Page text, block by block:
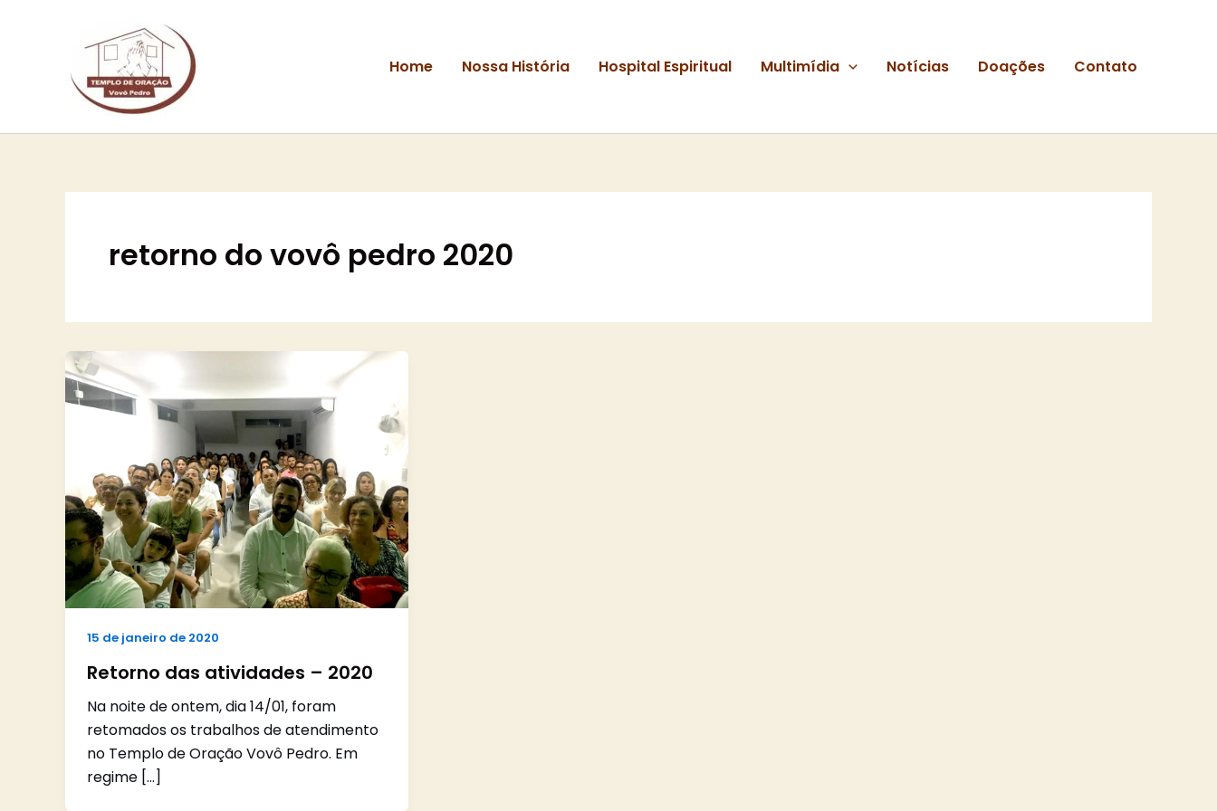
Home Nossa História Hospital Espiritual Multimídia Notícias Doações Contato
retorno do vovô pedro 2020
15 de janeiro de 2020
Retorno das atividades – 2020
Na noite de ontem, dia 14/01, foram
retomados os trabalhos de atendimento
no Templo de Oração Vovô Pedro. Em
regime […]